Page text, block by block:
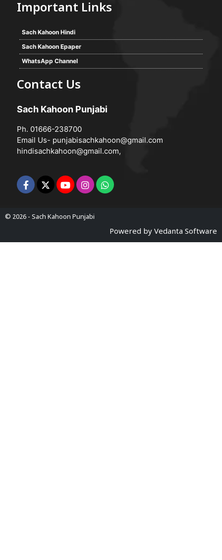
Important Links
Sach Kahoon Hindi
Sach Kahoon Epaper
WhatsApp Channel
Contact Us
Sach Kahoon Punjabi
Ph. 01666-238700
Email Us- punjabisachkahoon@gmail.com
hindisachkahoon@gmail.com,
© 2026 - Sach Kahoon Punjabi
Powered by Vedanta Software